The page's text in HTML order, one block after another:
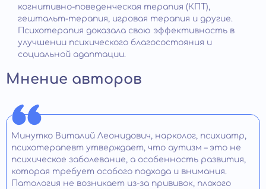
когнитивно-поведенческая терапия (КПТ),
гештальт-терапия, игровая терапия и другие.
Психотерапия доказала свою эффективность в
улучшении психического благосостояния и
социальной адаптации.
Мнение авторов
Минутко Виталий Леонидович, нарколог, психиатр,
психотерапевт утверждает, что аутизм – это не
психическое заболевание, а особенность развития,
которая требует особого подхода и внимания.
Патология не возникает из-за прививок, плохого